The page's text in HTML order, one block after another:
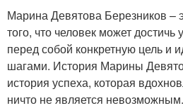
Марина Девятова Березников –
того, что человек может достичь
перед собой конкретную цель и
шагами. История Марины
история успеха, которая
ничто не является невозможным.